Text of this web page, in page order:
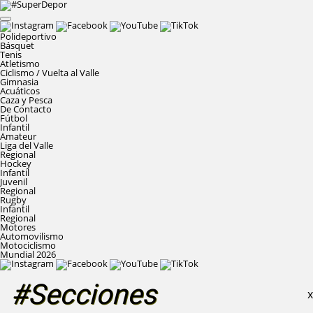
Polideportivo
Básquet
Tenis
Atletismo
Ciclismo / Vuelta al Valle
Gimnasia
Acuáticos
Caza y Pesca
De Contacto
Fútbol
Infantil
Amateur
Liga del Valle
Regional
Hockey
Infantil
Juvenil
Regional
Rugby
Infantil
Regional
Motores
Automovilismo
Motociclismo
Mundial 2026
#Secciones X